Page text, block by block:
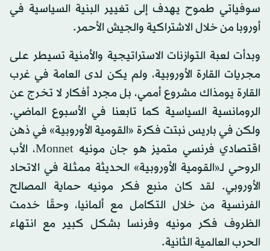
سوفياتي طموح يهدف إلى تغيير البنية السياسية في
أوروبا من خلال الاشتراكية والجيش الأحمر.
وبدأت لعبة التوازنات الاستراتيجية والأمنية تسيطر على
مجريات القارة الأوروبية، ولم يكن لدى العامة في غرب
القارة يومذاك مشروع أممي، بل مجرد أفكار لا تخرج عن
الرومانسية السياسية كما تابعنا في الأسبوع الماضي.
ولكن في باريس نبتت فكرة «القومية الأوروبية» في ذهن
اقتصادي فرنسي متميز هو جان مونيه Monnet، الأب
الروحي لـ«القومية الأوروبية» الحديثة ممثلة في الاتحاد
الأوروبي. لقد كان منبع فكر مونيه حماية المصالح
الفرنسية من خلال التكامل مع ألمانيا، وحقًا خدمت
الظروف فكر مونيه وفرنسا بشكل كبير مع انتهاء
الحرب العالمية الثانية.